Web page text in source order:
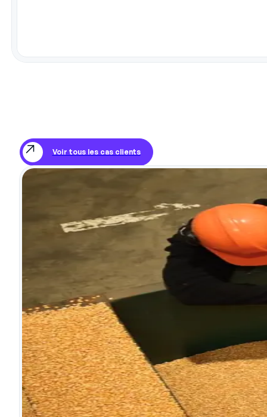
Voir tous les cas clients